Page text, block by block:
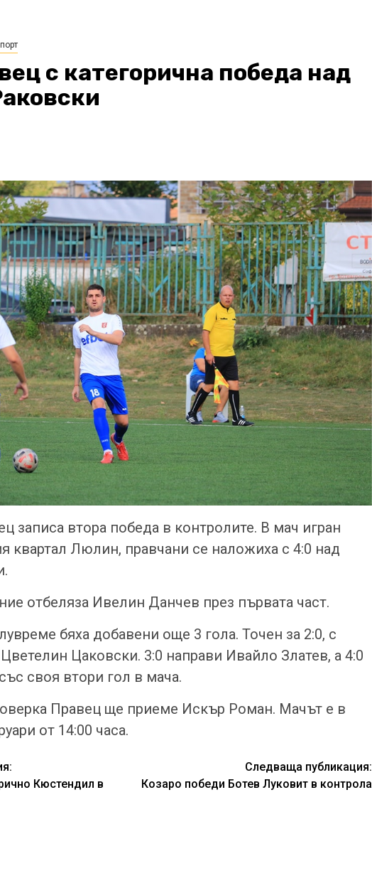
с категорична победа над
записа втора победа в контролите. В мач игран
квартал Люлин, правчани се наложиха с 4:0 над
отбеляза Ивелин Данчев през първата част.
бяха добавени още 3 гола. Точен за 2:0, с
Цаковски. 3:0 направи Ивайло Златев, а 4:0
своя втори гол в мача.
Правец ще приеме Искър Роман. Мачът е в
от 14:00 часа.
Кюстендил в
Следваща публикация:
Козаро победи Ботев Луковит в контрола